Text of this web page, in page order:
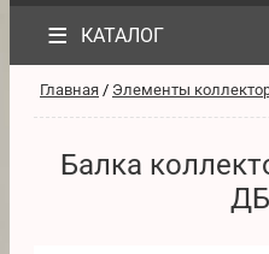
≡ КАТАЛОГ
Главная / Элементы
Балка